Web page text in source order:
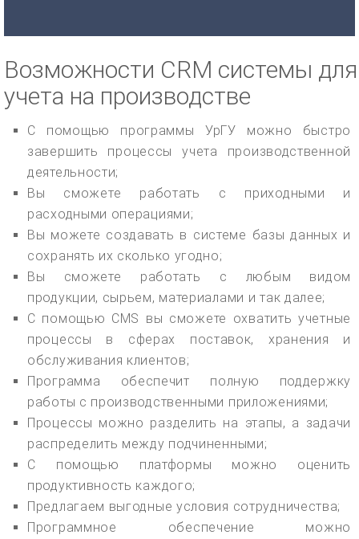
Возможности CRM системы для
учета на производстве
С помощью программы УрГУ можно быстро
завершить процессы учета производственной
деятельности;
Вы сможете работать с приходными и
расходными операциями;
Вы можете создавать в системе базы данных и
сохранять их сколько угодно;
Вы сможете работать с любым видом
продукции, сырьем, материалами и так далее;
С помощью CMS вы сможете охватить учетные
процессы в сферах поставок, хранения и
обслуживания клиентов;
Программа обеспечит полную поддержку
работы с производственными приложениями;
Процессы можно разделить на этапы, а задачи
распределить между подчиненными;
С помощью платформы можно оценить
продуктивность каждого;
Предлагаем выгодные условия сотрудничества;
Программное обеспечение можно